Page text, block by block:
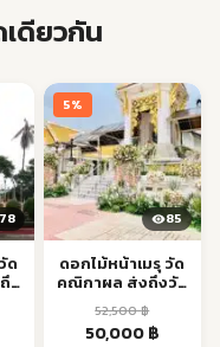
ดียวกัน
ด
ง
5%
85
ดอกไม้หน้าเมรุ วัด
คณิกาผล ส่งถึงวัด
กรุงเทพฯ | Aorest
52,500฿
Original
50,000฿Current